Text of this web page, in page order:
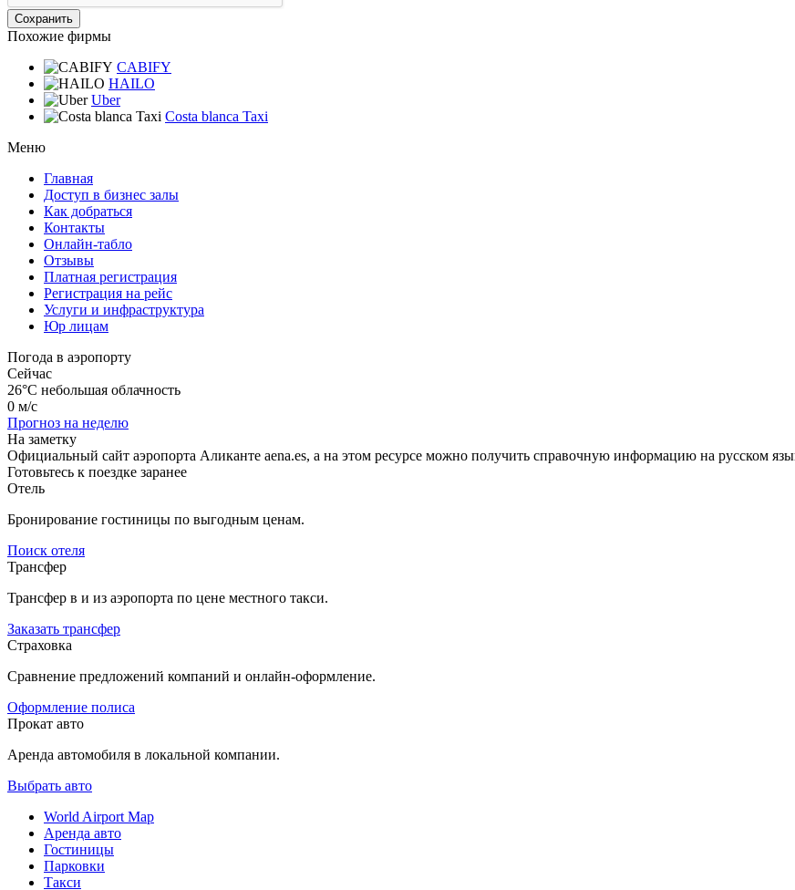
Похожие фирмы
CABIFY
HAILO
Uber
Costa blanca Taxi
Меню
Главная
Доступ в бизнес залы
Как добраться
Контакты
Онлайн-табло
Отзывы
Платная регистрация
Регистрация на рейс
Услуги и инфраструктура
Юр лицам
Погода в аэропорту
Сейчас
26°C небольшая облачность
0 м/с
Прогноз на неделю
На заметку
Официальный сайт аэропорта Аликанте aena.es, а на этом ресурсе можно получить справочную информацию на русском
Готовьтесь к поездке заранее
Отель
Бронирование гостиницы по выгодным ценам.
Поиск отеля
Трансфер
Трансфер в и из аэропорта по цене местного такси.
Заказать трансфер
Страховка
Сравнение предложений компаний и онлайн-оформление.
Оформление полиса
Прокат авто
Аренда автомобиля в локальной компании.
Выбрать авто
World Airport Map
Аренда авто
Гостиницы
Парковки
Такси